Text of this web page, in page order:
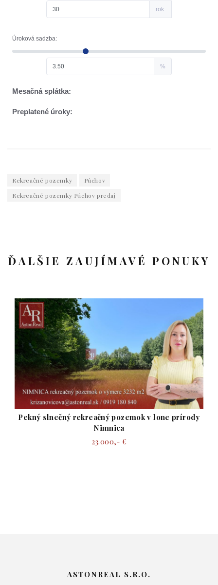
Rekreačné pozemky
Púchov
Rekreačné pozemky Púchov predaj
ĎALŠIE ZAUJÍMAVÉ PONUKY
Na predaj pozemok pre individuálnu
Čertov 5.543m2
167.000,- €
ASTONREAL S.R.O.